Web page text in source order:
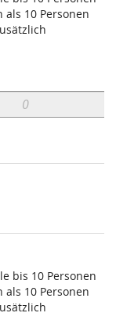
10 Personen
bis 10 Personen
10 Personen